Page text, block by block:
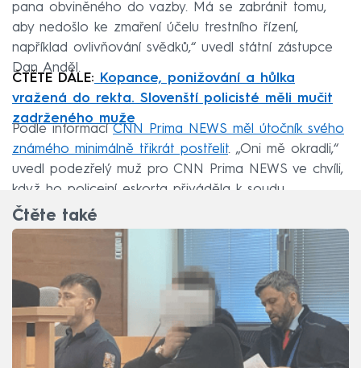
pana obviněného do vazby. Má se zabránit tomu,
aby nedošlo ke zmaření účelu trestního řízení,
například ovlivňování svědků,“ uvedl státní zástupce
Dan Anděl.
ČTĚTE DÁLE: Kopance, ponižování a hůlka
vražená do rekta. Slovenští policisté měli mučit
zadrženého muže
Podle informací CNN Prima NEWS měl útočník svého
známého minimálně třikrát postřelit. „Oni mě okradli,“
uvedl podezřelý muž pro CNN Prima NEWS ve chvíli,
když ho policejní eskorta přiváděla k soudu.
Čtěte také